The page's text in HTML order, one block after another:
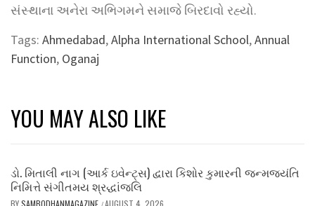
સંસ્થાના અનેરા અભિગમને સમાજે બિરદાવો રહ્યો.
Tags: Ahmedabad,Alpha International School,Annual
Function, Oganaj
YOU MAY ALSO LIKE
ડો. મિતાલી નાગ (આર્ક ઇવેન્ટ્સ) દ્વારા કિશોર કુમારની જન્મજયંતિ
નિમિત્તે સંગીતમય શ્રદ્ધાંજલિ
BYSAMBODHANMAGAZINE AUGUST 4, 2026